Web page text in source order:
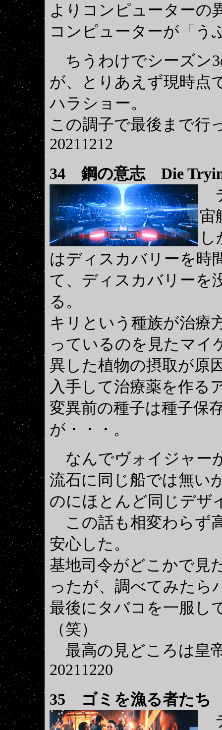
よりコンピューターの
コンピューターが「う
ちうわけでシーズン
が、とりあえず現時点
ハラショー。
この調子で最後まで行
20211212
34 鋼の意志 Die
宙
はディスカバリーを時
て、ディスカバリーを
る。
キリという種族が治療
っているのを見たマイ
異した植物の摂取が原
入手して治療薬を作る
変異前の種子は種子保
が・・・。
なんでヴォイジャー
流石に同じ船では無い
のにほとんど同じデザ
この話も相変わらず
安心した。
基地司令がどこかで見
ったが、調べてみたら
最後にタバコを一服し
（笑）
最高の見どころは皇
20211220
35
ゴミを漁る者たち